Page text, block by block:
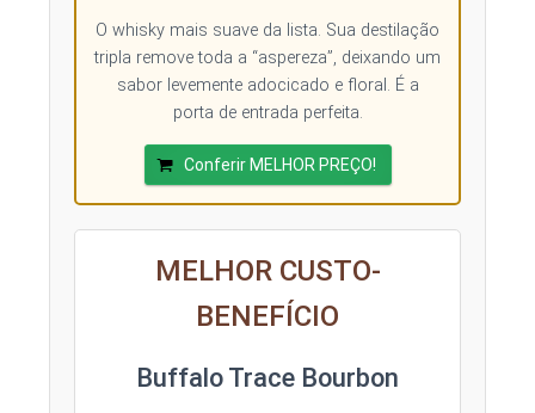
O whisky mais suave da lista. Sua destilação
tripla remove toda a “aspereza”, deixando um
sabor levemente adocicado e floral. É a
porta de entrada perfeita.
Conferir MELHOR PREÇO!
MELHOR CUSTO-
BENEFÍCIO
Buffalo Trace Bourbon